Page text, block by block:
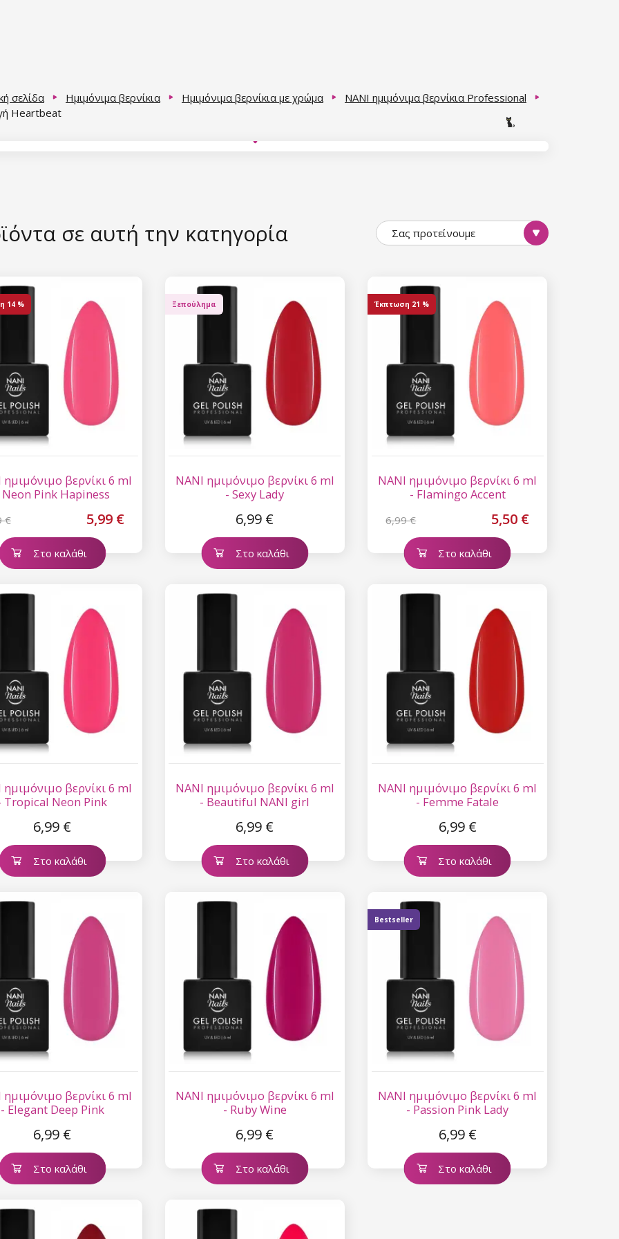
σελίδα Ημιμόνιμα βερνίκια Ημιμόνιμα βερνίκια με χρώμα
NANI ημιμόνιμα βερνίκια Professional
Heartbeat
σε αυτή την κατηγορία Σας προτείνουμε
βερνίκι 6 ml
Pink Hapiness
€ 5,99 €
14 %
Στο καλάθι
NANI ημιμόνιμο βερνίκι 6 ml
- Sexy Lady
6,99 €
Ξεπούλημα
Στο καλάθι
NANI ημιμόνιμο βερνίκι 6 ml
- Flamingo Accent
6,99 € 5,50 €
Έκπτωση 21 %
Στο καλάθι
βερνίκι 6 ml
Tropical Neon Pink
6,99 €
Στο καλάθι
NANI ημιμόνιμο βερνίκι 6 ml
- Beautiful NANI girl
6,99 €
Στο καλάθι
NANI ημιμόνιμο βερνίκι 6 ml
- Femme Fatale
6,99 €
Στο καλάθι
βερνίκι 6 ml
- Elegant Deep Pink
6,99 €
Στο καλάθι
NANI ημιμόνιμο βερνίκι 6 ml
- Ruby Wine
6,99 €
Στο καλάθι
NANI ημιμόνιμο βερνίκι 6 ml
- Passion Pink Lady
6,99 €
Bestseller
Στο καλάθι